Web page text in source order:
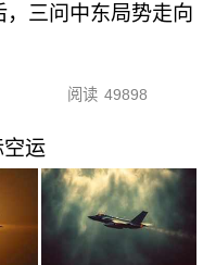
，三问中东局势走向
阅读 49898
运